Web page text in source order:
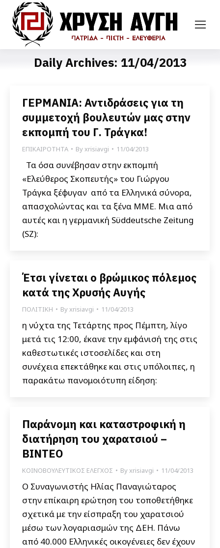
Daily Archives: 11/04/2013
ΓΕΡΜΑΝΙΑ: Αντιδράσεις για τη
συμμετοχή βουλευτών μας στην
εκπομπή του Γ. Τράγκα!
ΕΠΙΚΑΙΡΟΤΗΤΑ Byxrisiavgi 11/04/2013
Τα όσα συνέβησαν στην εκπομπή
«Ελεύθερος Σκοπευτής» του Γιώργου
Τράγκα ξέφυγαν από τα Ελληνικά σύνορα,
απασχολώντας και τα ξένα ΜΜΕ. Μια από
αυτές και η γερμανική Sϋddeutsche Zeitung
(SZ):
Έτσι γίνεται ο βρώμικος πόλεμος
κατά της Χρυσής Αυγής
ΠΟΛΙΤΙΚΗ Byxrisiavgi 11/04/2013
η νύχτα της Τετάρτης προς Πέμπτη, λίγο
μετά τις 12:00, έκανε την εμφάνισή της στις
καθεστωτικές ιστοσελίδες και στη
συνέχεια επεκτάθηκε και στις υπόλοιπες, η
παρακάτω πανομοιότυπη είδηση:
Παράνομη και καταστροφική η
διατήρηση του χαρατσιού –
ΒΙΝΤΕΟ
ΚΟΙΝΟΒΟΥΛΕΥΤΙΚΟΣ ΕΛΕΓΧΟΣ Byxrisiavgi 11/04/2013
Ο Συναγωνιστής Ηλίας Παναγιώταρος
στην επίκαιρη ερώτηση του τοποθετήθηκε
σχετικά με την είσπραξη του χαρατσιού
μέσω των λογαριασμών της ΔΕΗ. Πάνω
από 40.000 Ελληνικές οικογένειες δεν έχουν